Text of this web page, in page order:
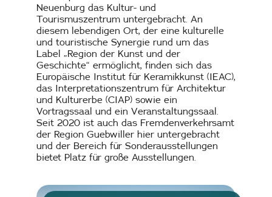
Neuenburg das Kultur- und
Tourismuszentrum untergebracht. An
diesem lebendigen Ort, der eine kulturelle
und touristische Synergie rund um das
Label „Region der Kunst und der
Geschichte“ ermöglicht, finden sich das
Europäische Institut für Keramikkunst (IEAC),
das Interpretationszentrum für Architektur
und Kulturerbe (CIAP) sowie ein
Vortragssaal und ein Veranstaltungssaal.
Seit 2020 ist auch das Fremdenverkehrsamt
der Region Guebwiller hier untergebracht
und der Bereich für Sonderausstellungen
bietet Platz für große Ausstellungen.